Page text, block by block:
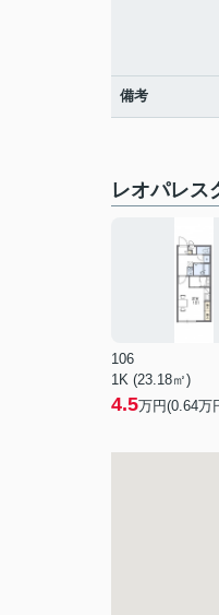
備考
レオパレス
106
1K (23.18㎡)
4.5万円(0.64万